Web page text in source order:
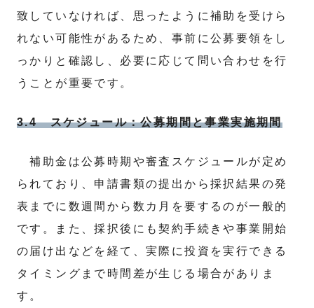
致していなければ、思ったように補助を受けら
れない可能性があるため、事前に公募要領をし
っかりと確認し、必要に応じて問い合わせを行
うことが重要です。
3.4 スケジュール：公募期間と事業実施期間
補助金は公募時期や審査スケジュールが定め
られており、申請書類の提出から採択結果の発
表までに数週間から数カ月を要するのが一般的
です。また、採択後にも契約手続きや事業開始
の届け出などを経て、実際に投資を実行できる
タイミングまで時間差が生じる場合がありま
す。